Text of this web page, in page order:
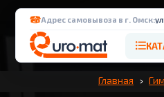
Адрес самовывоза в г. Омск:
Главная